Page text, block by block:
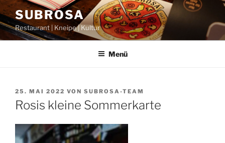
Zum
Inhalt
springen
SUBROSA
Restaurant | Kneipe | Kultur
Menü
VERÖFFENTLICHT
AM
25. MAI 2022 VON SUBROSA-TEAM
Rosis kleine Sommerkarte